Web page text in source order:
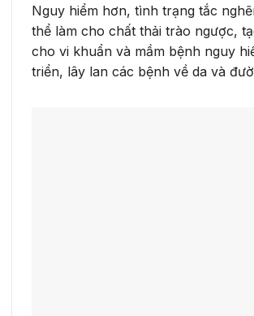
Nguy hiểm hơn, tình trạng tắc
thể làm cho chất thải trào ngược,
cho vi khuẩn và mầm bệnh nguy
triển, lây lan các bệnh về da và